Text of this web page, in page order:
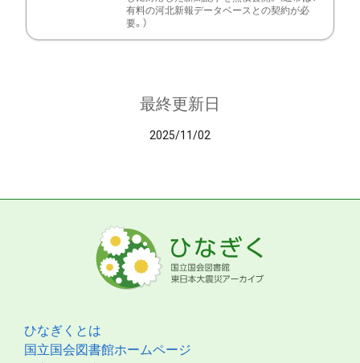
有料の河北新報データベースとの契約が必
要。）
最終更新日
2025/11/02
ひなぎくとは
国立国会図書館ホームページ